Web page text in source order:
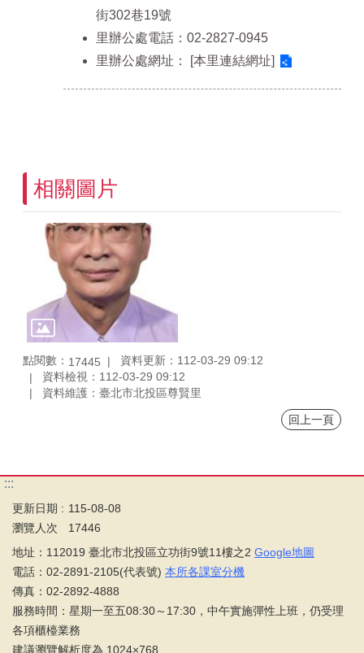
街302巷19號
里辦公處電話：02-2827-0945
里辦公處網址：
[本里連結網址]
相關圖片
點閱數： 17445
資料更新：112-03-29 09:12
資料檢視：112-03-29 09:12
資料維護：臺北市北投區尊賢里
回上一頁
:::
更新日期
115-08-08
瀏覽人次
17446
地址：112019 臺北市北投區立功街9號11樓之2 Google地圖
電話：02-2891-2105(代表號) 本所各課室分機
傳真：02-2892-4888
服務時間：星期一至五08:30～17:30，中午實施彈性上班，仍受理
各項櫃檯業務
建議瀏覽解析度為 1024×768